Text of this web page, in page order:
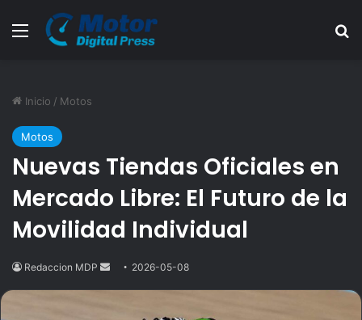
Menú
Inicio / Motos
Motos
Nuevas Tiendas Oficiales en
Mercado Libre: El Futuro de la
Movilidad Individual
Redaccion MDP
Send2026-05-08